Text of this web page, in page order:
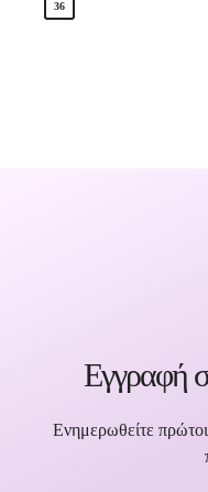
36
Εγγραφή
Ενημερωθείτε πρώτοι